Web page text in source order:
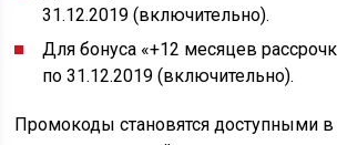
31.12.2019 (включительно).
Для бонуса «+12 месяцев
по 31.12.2019 (включительно).
Промокоды становятся доступными в